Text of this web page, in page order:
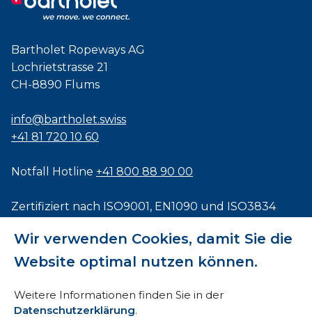
Wir verwenden Cookies, damit Sie die
Website optimal nutzen können.
Weitere Informationen finden Sie in der
Datenschutzerklärung.
Bartholet Ropeways AG
Lochrietstrasse 21
CH-8890 Flums
info@bartholet.swiss
+41 81 720 10 60
Notfall Hotline +41 800 88 90 00
Zertifiziert nach ISO9001 , EN1090 und ISO3834
Impressum